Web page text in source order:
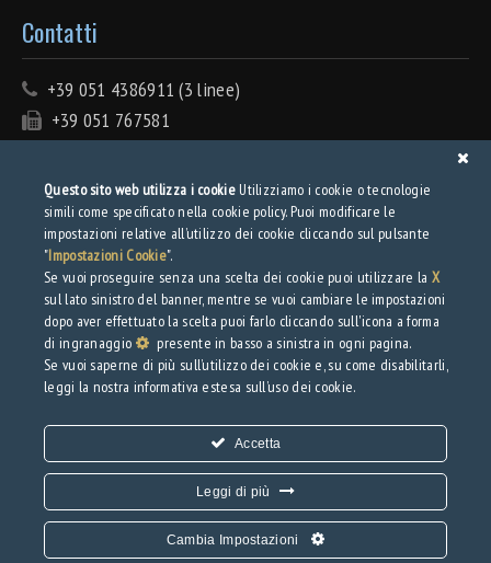
Contatti
+39 051 4386911 (3 linee)
+39 051 767581
PEC: tecnolamiera@pec.wmail.it
Privacy
Privacy Policy
Web Privacy Policy
Download
Brochure
Questo sito web utilizza i cookieUtilizziamo i cookie o tecnologie
simili come specificato nella cookie policy. Puoi modificare le
impostazioni relative all’utilizzo dei cookie cliccando sul pulsante
"Impostazioni Cookie".
Se vuoi proseguire senza una scelta dei cookie puoi utilizzare la X
sul lato sinistro del banner, mentre se vuoi cambiare le impostazioni
dopo aver effettuato la scelta puoi farlo cliccando sull'icona a forma
di ingranaggio
presente in basso a sinistra in ogni pagina.
Se vuoi saperne di più sull’utilizzo dei cookie e, su come disabilitarli,
leggi la nostra informativa estesa sull’uso dei cookie.
Accetta
Leggi di più
Cambia Impostazioni